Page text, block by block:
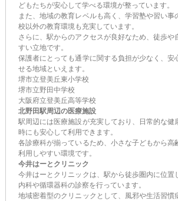
どもたちが安心して学べる環境が整っています。
また、地域の教育レベルも高く、学習塾や習い事
校以外の教育環境も充実しています。
さらに、駅からのアクセスが良好なため、徒歩や
すい立地です。
保護者にとっても通学に関する負担が少なく、安
せる地域といえます。
堺市立登美丘東小学校
堺市立野田中学校
大阪府立登美丘高等学校
北野田駅周辺の医療施設
駅周辺には医療施設が充実しており、日常的な健
時にも安心して利用できます。
各診療科が揃っているため、小さな子どもから高
利用しやすい環境です。
今井はーとクリニック
今井はーとクリニックは、駅から徒歩圏内に位置
内科や循環器科の診察を行っています。
地域密着型のクリニックとして、風邪や生活習慣